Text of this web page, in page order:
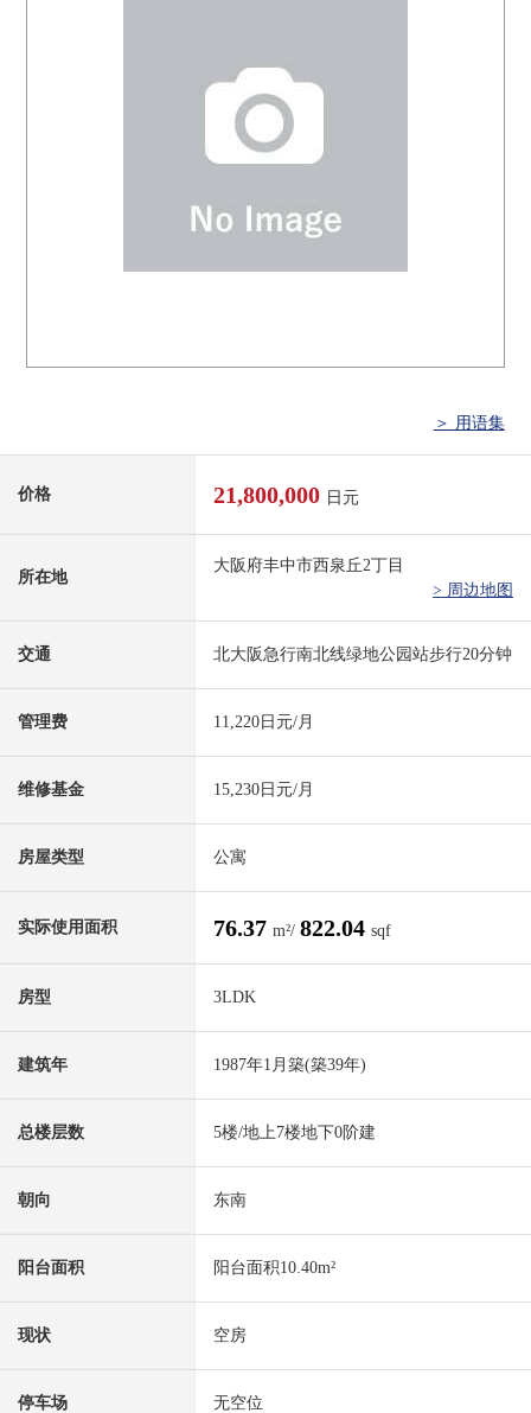
＞ 用语集
价格 21,800,000 日元
所在地
大阪府丰中市西泉丘2丁目
> 周边地图
交通 北大阪急行南北线绿地公园站步行20分钟
管理费 11,220日元/月
维修基金 15,230日元/月
房屋类型 公寓
实际使用面积 76.37 m²/ 822.04 sqf
房型 3LDK
建筑年 1987年1月築(築39年)
总楼层数 5楼/地上7楼地下0阶建
朝向 东南
阳台面积 阳台面积10.40m²
现状 空房
停车场 无空位